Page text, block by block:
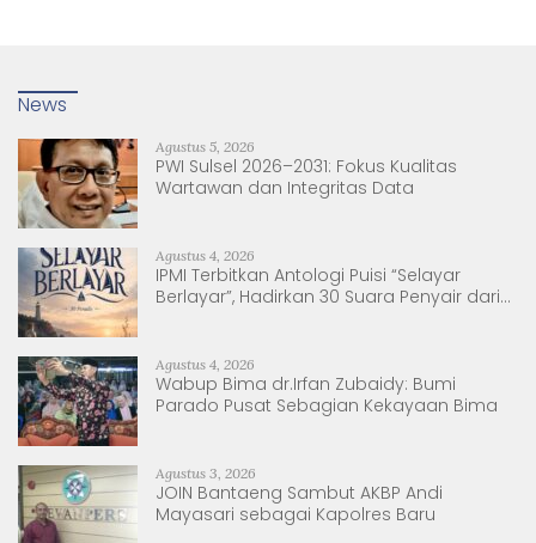
News
Agustus 5, 2026
PWI Sulsel 2026–2031: Fokus Kualitas
Wartawan dan Integritas Data
Agustus 4, 2026
IPMI Terbitkan Antologi Puisi “Selayar
Berlayar”, Hadirkan 30 Suara Penyair dari
Agustus 4, 2026
Wabup Bima dr.Irfan Zubaidy: Bumi
Parado Pusat Sebagian Kekayaan Bima
Agustus 3, 2026
JOIN Bantaeng Sambut AKBP Andi
Mayasari sebagai Kapolres Baru